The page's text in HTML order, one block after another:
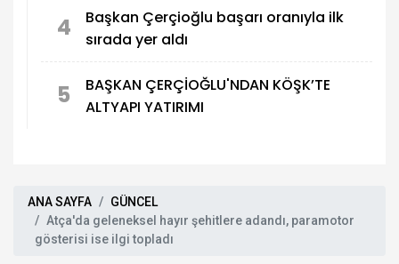
4
Başkan Çerçioğlu başarı oranıyla ilk
sırada yer aldı
5
BAŞKAN ÇERÇİOĞLU'NDAN KÖŞK’TE
ALTYAPI YATIRIMI
ANA SAYFA
GÜNCEL
Atça'da geleneksel hayır şehitlere adandı, paramotor
gösterisi ise ilgi topladı